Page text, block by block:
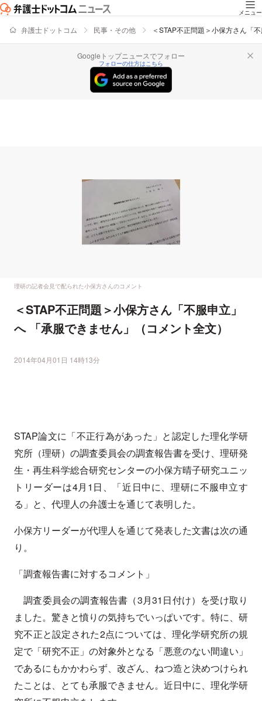
メニュー
弁護士ドットコム 民事・その他 ＜STAP不正問題＞小保方さん「
Googleトップニュースでフォロー
フォローの仕方はこちら
理研の記者会見で配られた小保方さんのコメント
＜STAP不正問題＞小保方さん「不服申立」
へ 「承服できません」（コメント全文）
2014年04月01日 14時13分
STAP論文に「不正行為があった」と認定した理化学研
究所（理研）の調査委員会の調査報告書を受け、理研発
生・再生科学総合研究センターの小保方晴子研究ユニッ
トリーダーは4月1日、「近日中に、理研に不服申立す
る」と、代理人の弁護士を通じて表明した。
小保方リーダーが代理人を通じて発表した文書は次の通
り。
「調査報告書に対するコメント」
調査委員会の調査報告書（3月31日付け）を受け取り
ました。驚きと憤りの気持ちでいっぱいです。特に、研
究不正と設定された2点については、理化学研究所の規
定で「研究不正」の対象外となる「悪意のない間違い」
であるにもかかわらず、改ざん、ねつ造と決めつけられ
たことは、とても承服できません。近日中に、理化学研